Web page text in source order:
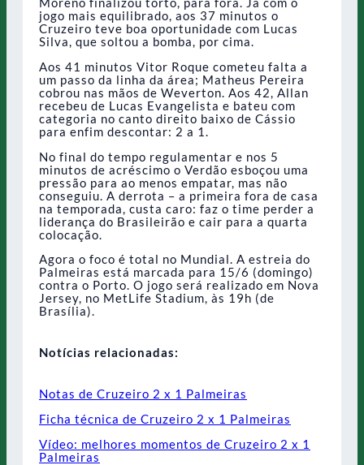
jogo mais equilibrado, aos 37 minutos o
Cruzeiro teve boa oportunidade com Lucas
Silva, que soltou a bomba, por cima.
Aos 41 minutos Vitor Roque cometeu falta a
um passo da linha da área; Matheus Pereira
cobrou nas mãos de Weverton. Aos 42, Allan
recebeu de Lucas Evangelista e bateu com
categoria no canto direito baixo de Cássio
para enfim descontar: 2 a 1.
No final do tempo regulamentar e nos 5
minutos de acréscimo o Verdão esboçou uma
pressão para ao menos empatar, mas não
conseguiu. A derrota – a primeira fora de casa
na temporada, custa caro: faz o time perder a
liderança do Brasileirão e cair para a quarta
colocação.
Agora o foco é total no Mundial. A estreia do
Palmeiras está marcada para 15/6 (domingo)
contra o Porto. O jogo será realizado em Nova
Jersey, no MetLife Stadium, às 19h (de
Brasília).
Notícias relacionadas:
Notas de Cruzeiro 2 x 1 Palmeiras
Ficha técnica de Cruzeiro 2 x 1 Palmeiras
Vídeo: melhores momentos de Cruzeiro 2 x 1
Palmeiras